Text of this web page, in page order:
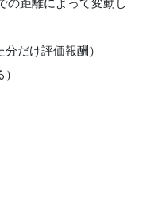
だけ評価報酬）